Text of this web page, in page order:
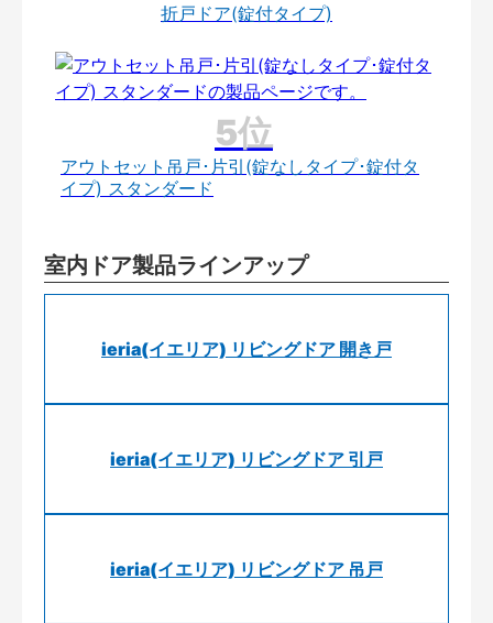
折戸ドア(錠付タイプ)
アウトセット吊戸･片引(錠なしタイプ･錠付タ
イプ) スタンダード
室内ドア製品ラインアップ
ieria(イエリア) リビングドア 開き戸
ieria(イエリア) リビングドア 引戸
ieria(イエリア) リビングドア 吊戸